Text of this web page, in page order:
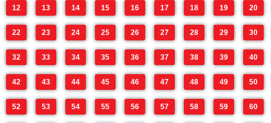
12 13 14 15 16 17 18 19 20
22 23 24 25 26 27 28 29 30
32 33 34 35 36 37 38 39 40
42 43 44 45 46 47 48 49 50
52 53 54 55 56 57 58 59 60